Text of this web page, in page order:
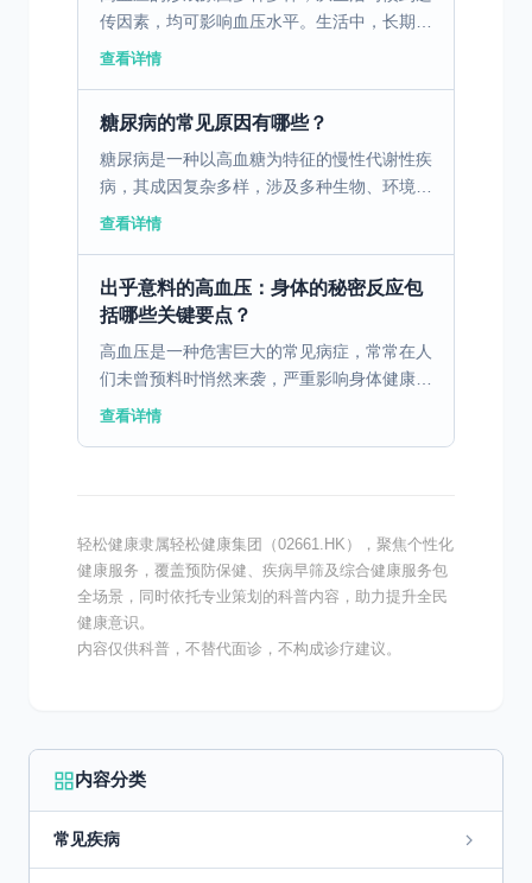
传因素，均可影响血压水平。生活中，长期的
高盐饮食会导致血压显著升高，因为体内过多
查看详情
糖尿病的常见原因有哪些？
糖尿病是一种以高血糖为特征的慢性代谢性疾
病，其成因复杂多样，涉及多种生物、环境和
遗传因素。生物因素包括胰岛素分泌不足或身
查看详情
出乎意料的高血压：身体的秘密反应包
括哪些关键要点？
高血压是一种危害巨大的常见病症，常常在人
们未曾预料时悄然来袭，严重影响身体健康。
一、高血压的定义和全球现状 高血压是一种
查看详情
轻松健康隶属轻松健康集团（02661.HK），聚焦个性化
健康服务，覆盖预防保健、疾病早筛及综合健康服务包
全场景，同时依托专业策划的科普内容，助力提升全民
健康意识。
内容仅供科普，不替代面诊，不构成诊疗建议。
内容分类
常见疾病